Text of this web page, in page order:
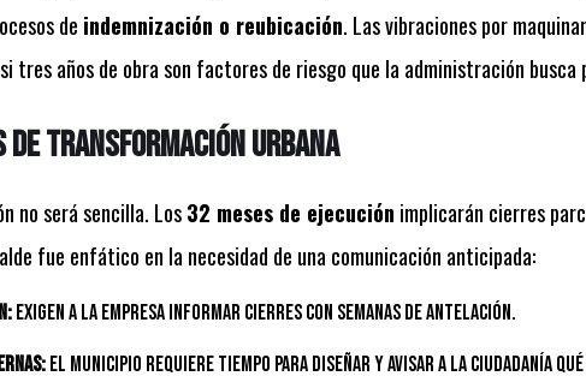
de indemnización o reubicación. Las vibraciones por
tres años de obra son factores de riesgo que la administración busca
de transformación urbana
no será sencilla. Los32 meses de ejecución implicarán cierres
fue enfático en la necesidad de una comunicación anticipada:
Exigen a la empresa informar cierres con semanas de antelación.
El municipio requiere tiempo para diseñar y avisar a la ciudadanía